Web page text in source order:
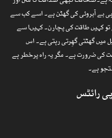
بے آبروئی کی گھٹن ہے۔ اسے کب سے
تو کہیں طاقت کی پچارن۔ کہیںا سے
میں گھٹتی گھِرتی رہتی ہے۔ اس
ضرورت ہے۔ مگر یہ راہ پرخطر ہے
ہے۔
رائٹس